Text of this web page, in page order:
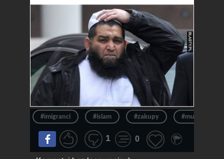
#imigranci #islam #zakupy #muzułmanie
1 0